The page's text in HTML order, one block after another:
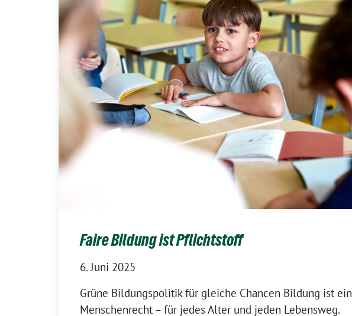
Faire Bildung ist Pflichtstoff
6. Juni 2025
Grüne Bildungspolitik für gleiche Chancen Bildung ist ein
Menschenrecht – für jedes Alter und jeden Lebensweg.